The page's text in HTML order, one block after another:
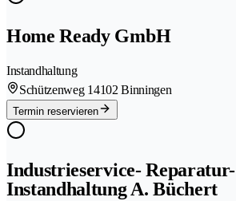
Home Ready GmbH
Instandhaltung
Schützenweg 14102 Binningen
Termin reservieren
Industrieservice- Reparatur-
Instandhaltung A. Büchert